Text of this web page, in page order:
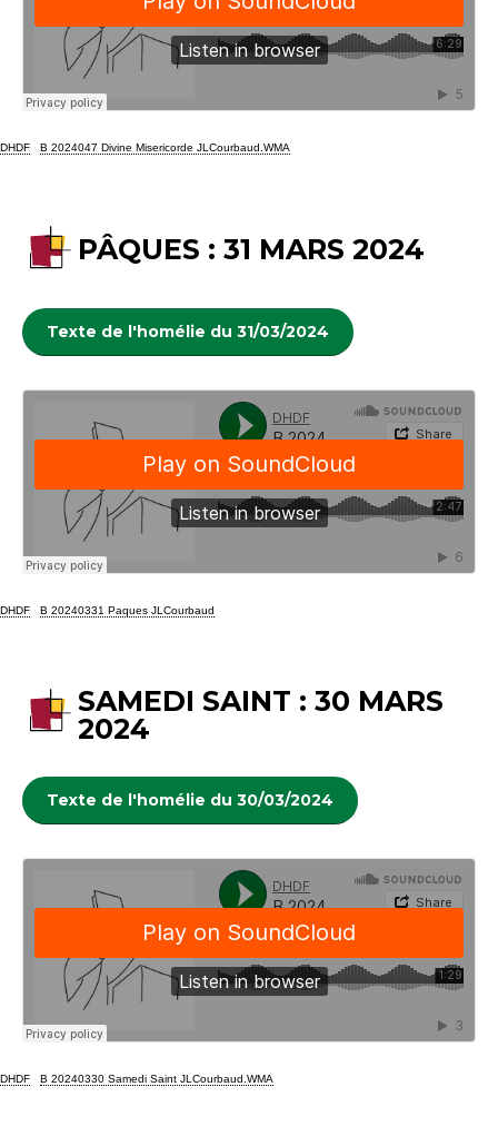
DHDF · B 2024047 Divine Misericorde JLCourbaud.WMA
PÂQUES : 31 MARS 2024
Texte de l'homélie du 31/03/2024
DHDF · B 20240331 Paques JLCourbaud
SAMEDI SAINT : 30 MARS
2024
Texte de l'homélie du 30/03/2024
DHDF · B 20240330 Samedi Saint JLCourbaud.WMA